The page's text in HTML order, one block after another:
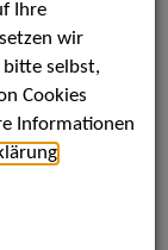
als PDF speichern
Ihre
wir
bitte selbst,
Cookies
Informationen